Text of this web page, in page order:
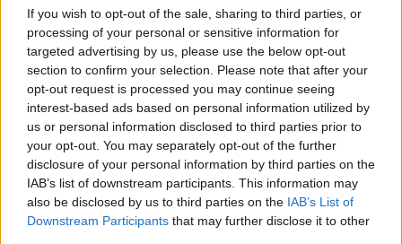
If you wish to opt-out of the sale, sharing to third parties, or
processing of your personal or sensitive information for
targeted advertising by us, please use the below opt-out
section to confirm your selection. Please note that after your
opt-out request is processed you may continue seeing
interest-based ads based on personal information utilized by
us or personal information disclosed to third parties prior to
your opt-out. You may separately opt-out of the further
disclosure of your personal information by third parties on the
IAB’s list of downstream participants. This information may
also be disclosed by us to third parties on the IAB’s List of
Downstream Participants that may further disclose it to other
Únete a nuestra comunidad y
mantente informada de
nuestras novedades